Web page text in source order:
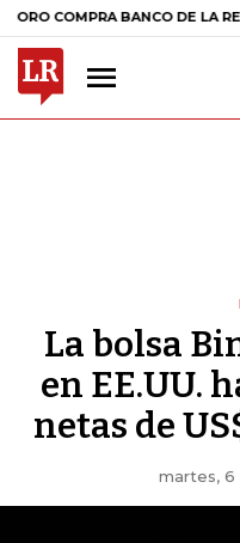
BANCO DE LA REPÚBLICA
La bolsa
en EE.UU.
netas de
martes, 6